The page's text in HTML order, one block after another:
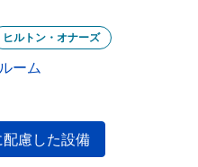
ヒルトン・オナーズ
ーム
慮した設備